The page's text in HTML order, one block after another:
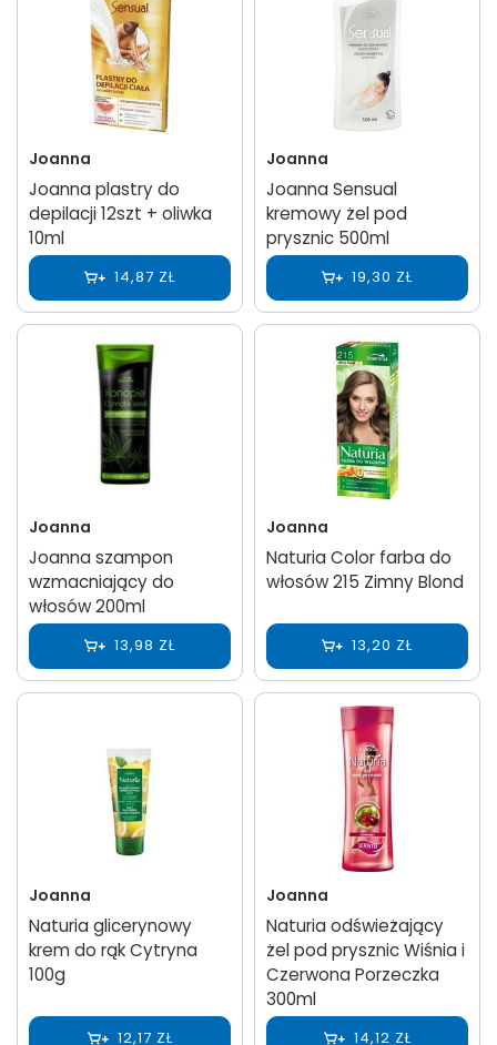
Joanna
Joanna plastry do
depilacji 12szt + oliwka
10ml
14,87 ZŁ
Joanna
Joanna Sensual
kremowy żel pod
prysznic 500ml
19,30 ZŁ
Joanna
Joanna szampon
wzmacniający do
włosów 200ml
13,98 ZŁ
Joanna
Naturia Color farba do
włosów 215 Zimny Blond
13,20 ZŁ
Joanna
Naturia glicerynowy
krem do rąk Cytryna
100g
12,17 ZŁ
Joanna
Naturia odświeżający
żel pod prysznic Wiśnia i
Czerwona Porzeczka
300ml
14,12 ZŁ